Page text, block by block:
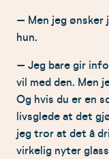
– Men jeg
hun.
– Jeg bare gir
vil med den. Men
Og hvis du er en
livsglede at det
jeg tror at det å
virkelig nyter